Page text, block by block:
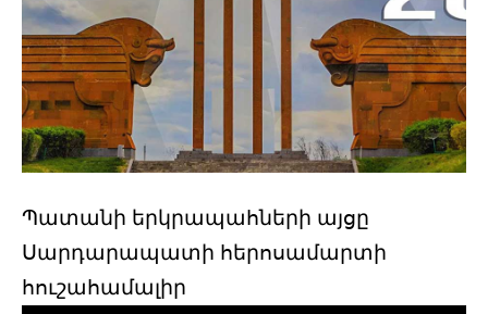
Պատանի երկրապահների այցը
Սարդարապատի հերոսամարտի
հուշահամալիր